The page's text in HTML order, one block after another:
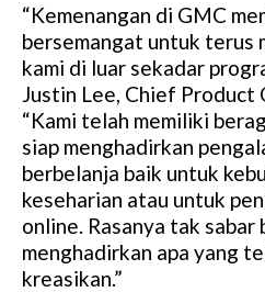
“Kemenangan di GMC
bersemangat untuk terus
kami di luar sekadar
Justin Lee, Chief Product
“Kami telah memiliki
siap menghadirkan
berbelanja baik untuk
keseharian atau untuk
online. Rasanya tak sabar
menghadirkan apa yang
kreasikan.”